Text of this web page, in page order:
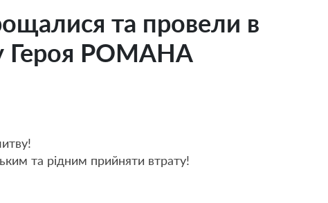
та провели в
Героя РОМАНА
та рідним прийняти втрату!